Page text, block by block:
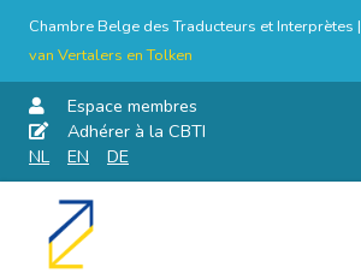
Chambre Belge des Traducteurs et Interprètes |
van Vertalers en Tolken
Espace membres
Adhérer à la CBTI
NL
EN DE
Aller